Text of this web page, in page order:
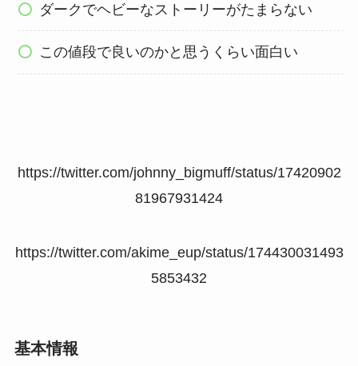
ダークでヘビーなストーリーがたまらない
この値段で良いのかと思うくらい面白い
https://twitter.com/johnny_bigmuff/status/17420902
81967931424
https://twitter.com/akime_eup/status/174430031493
5853432
基本情報